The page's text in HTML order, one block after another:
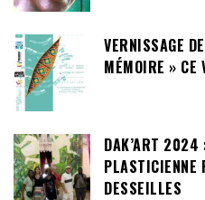
VERNISSAGE
MÉMOIRE » CE
DAK’ART 2024
PLASTICIENNE
DESSEILLES